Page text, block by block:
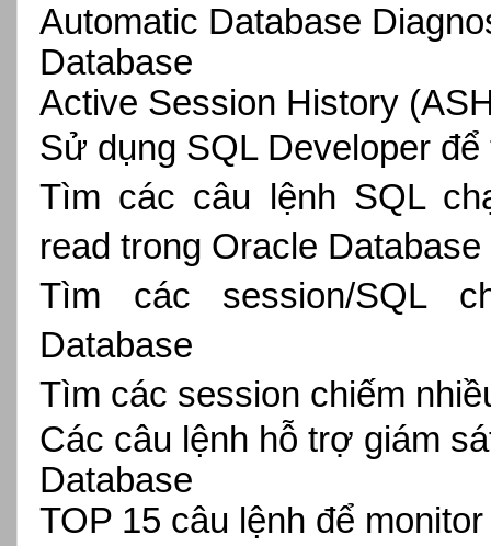
Automatic Database
Database
Active Session History
Sử dụng SQL Developer
Tìm các câu lệnh SQL
read trong Oracle Database
Tìm các session/SQL
Database
Tìm các session chiếm
Các câu lệnh hỗ trợ giám
Database
TOP 15 câu lệnh để